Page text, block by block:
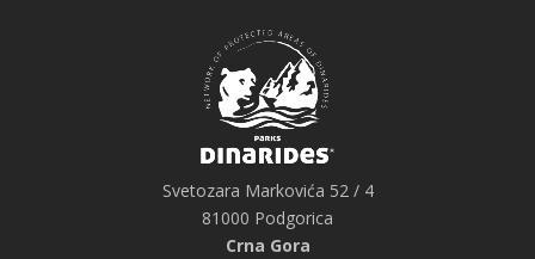
Svetozara Markovića 52 / 4
81000 Podgorica
Crna Gora